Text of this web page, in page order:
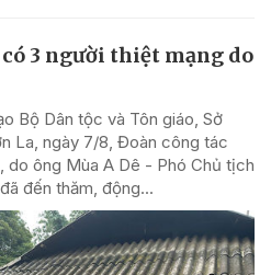
3 người thiệt mạng do
Bộ Dân tộc và Tôn giáo, Sở
La, ngày 7/8, Đoàn công tác
do ông Mùa A Dê - Phó Chủ tịch
đến thăm, động...